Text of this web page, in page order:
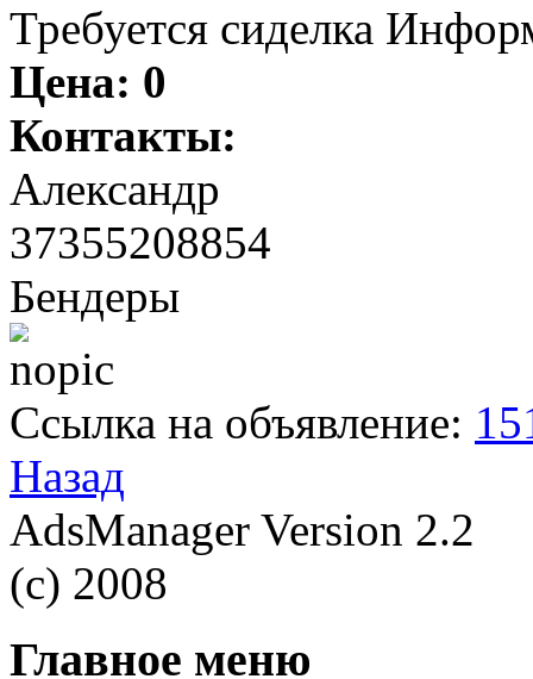
Требуется сиделка
Цена: 0
Контакты:
Александр
37355208854
Бендеры
Ссылка на объявление:
Назад
AdsManager Version 2.2
(c) 2008
Главное меню